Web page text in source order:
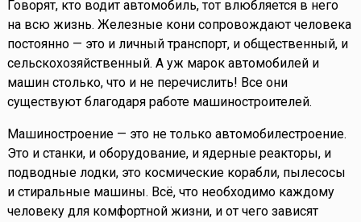
Говорят, кто водит автомобиль, тот влюбляется в него
на всю жизнь. Железные кони сопровождают человека
постоянно — это и личный транспорт, и общественный, и
сельскохозяйственный. А уж марок автомобилей и
машин столько, что и не перечислить! Все они
существуют благодаря работе машиностроителей.
Машиностроение — это не только автомобилестроение.
Это и станки, и оборудование, и ядерные реакторы, и
подводные лодки, это космические корабли, пылесосы
и стиральные машины. Всё, что необходимо каждому
человеку для комфортной жизни, и от чего зависят